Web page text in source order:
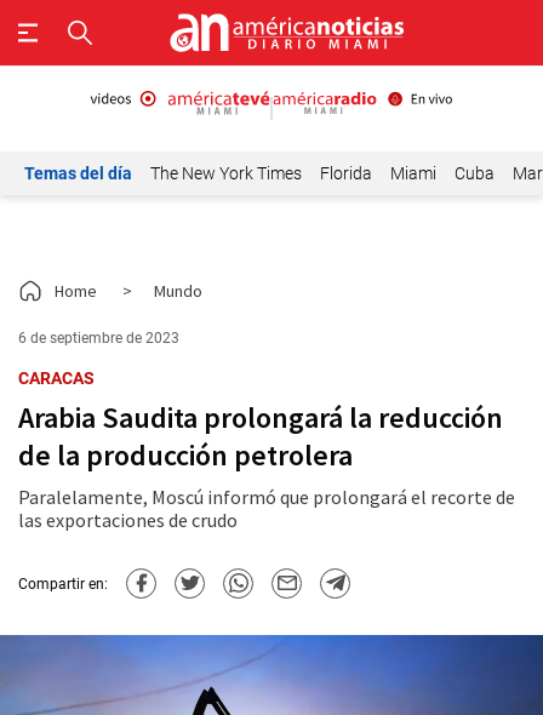
Temas del día The New York Times Florida Miami Cuba
Home > Mundo
6 de septiembre de 2023
CARACAS
Arabia Saudita prolongará la reducción
de la producción petrolera
Paralelamente, Moscú informó que prolongará el recorte de
las exportaciones de crudo
Compartir en: